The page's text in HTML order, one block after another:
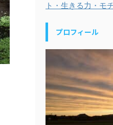
ト・生きる力・モ
プロフィール